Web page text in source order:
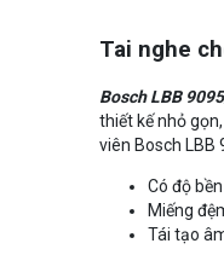
Tai nghe
Bosch LBB
thiết kế nhỏ
viên Bosch LBB
Có độ
Miếng
Tái tạo